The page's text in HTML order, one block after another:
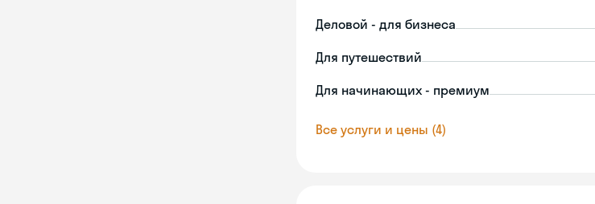
Деловой - для бизнеса
Для путешествий
Для начинающих - премиум
Все услуги и цены (4)